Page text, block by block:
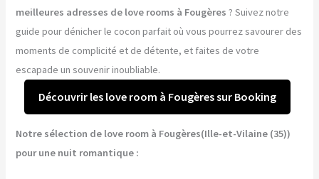
meilleures adresses de love rooms à Fougères ? Suivez notre
guide pour dénicher le cocon parfait où vous pourrez savourer des
moments de complicité et de détente, et faites de votre
escapade un souvenir inoubliable.
Découvrir les love room à Fougères sur Booking
Notre sélection de love room à Fougères(Ille-et-Vilaine (35))
pour une nuit romantique :